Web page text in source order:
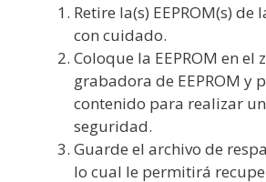
Retire la(s) EEPROM(s) de
con cuidado.
Coloque la EEPROM en el
grabadora de EEPROM y
contenido para realizar
seguridad.
Guarde el archivo de
lo cual le permitirá